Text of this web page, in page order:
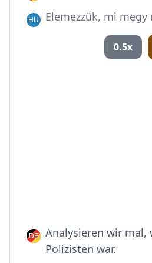
Elemezzük, mi
0.5x
Analysieren wir mal,
Polizisten war.